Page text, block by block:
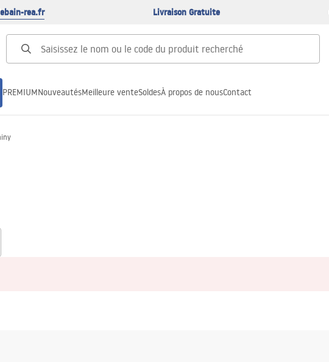
rea.fr Livraison Gratuite
PREMIUMNouveautésMeilleure venteSoldesÀ propos de nousContact